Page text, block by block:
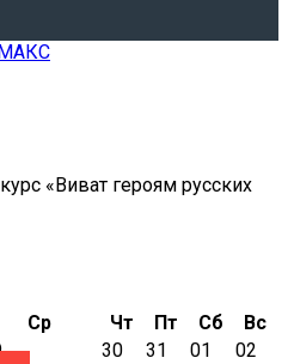
МАКС
«Виват героям русских
Ср Чт Пт Сб
Вс
30 31 01 02